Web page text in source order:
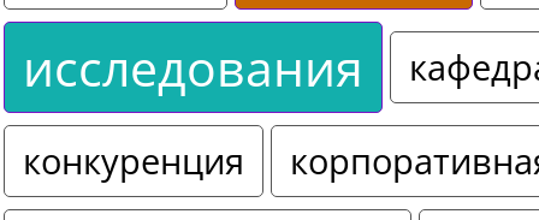
исследования
конкуренция